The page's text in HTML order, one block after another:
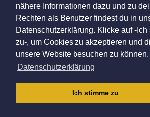
nähere Informationen dazu und zu
Rechten als Benutzer findest du in
Datenschutzerklärung. Klicke auf -Ich
zu-, um Cookies zu akzeptieren und
unsere Website besuchen zu können.
Datenschutzerklärung
Ich stimme zu
Alter
47
Wohnort
Nordhausen,
|AGB|
KINDERSCHUTZRICHTLINIE